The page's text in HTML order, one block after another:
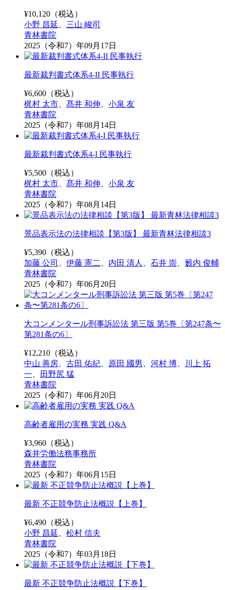
¥10,120 （税込）
小野 昌延
三山 峻司
青林書院
2025（令和7）年09月17日
最新裁判書式体系4-II 民事執行
¥6,600 （税込）
梶村 太市
髙井 和伸
小泉 友
青林書院
2025（令和7）年08月14日
最新裁判書式体系4-I 民事執行
¥5,500 （税込）
梶村 太市
髙井 和伸
小泉 友
青林書院
2025（令和7）年08月14日
景品表示法の法律相談【第3版】 最新青林法律相談3
¥5,390 （税込）
加藤 公司
伊藤 憲二 内田 清人 石井 崇
籔内 俊輔
青林書院
2025（令和7）年06月20日
大コンメンタール刑事訴訟法 第三版 第5巻〔第247条〜
第281条の6〕
¥12,210 （税込）
中山 善房
古田 佑紀 原田 國男 河村 博
川上 拓
一
田野尻 猛
青林書院
2025（令和7）年06月20日
高齢者雇用の実務 実践 Q&A
¥3,960 （税込）
森井労働法務事務所
青林書院
2025（令和7）年06月15日
最新 不正競争防止法概説【上巻】
¥6,490 （税込）
小野 昌延
松村 信夫
青林書院
2025（令和7）年03月18日
最新 不正競争防止法概説【下巻】